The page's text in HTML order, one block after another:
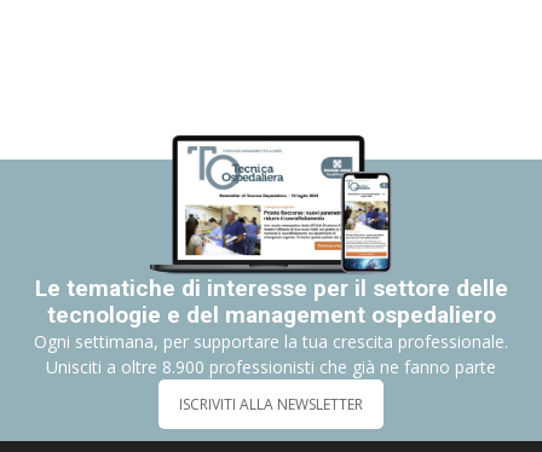
Le tematiche di interesse per il settore delle
tecnologie e del management ospedaliero
Ogni settimana, per supportare la tua crescita professionale.
Unisciti a oltre 8.900 professionisti che già ne fanno parte
ISCRIVITI ALLA NEWSLETTER